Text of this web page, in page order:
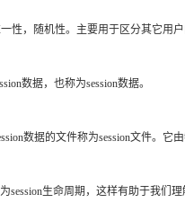
性，随机性。主要用于区分其它用
数据，也称为session数据。
数据的文件称为session文件。它
生命周期，这样有助于我们理